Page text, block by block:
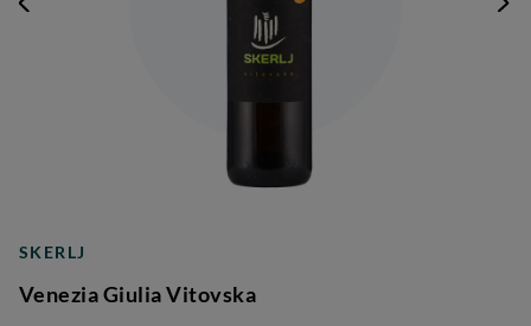
SKERLJ
Venezia Giulia Vitovska